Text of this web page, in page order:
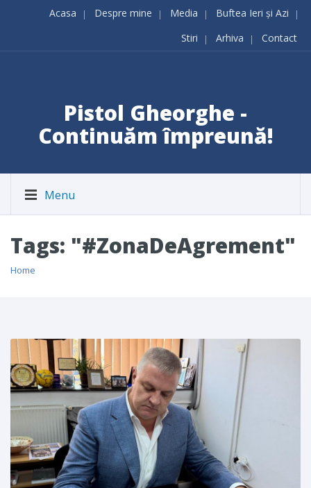
Acasa Despre mine Media
Buftea Ieri și Azi
Stiri
Arhiva Contact
Pistol Gheorghe -
Continuăm împreună!
Menu
Tags: "#ZonaDeAgrement"
Home